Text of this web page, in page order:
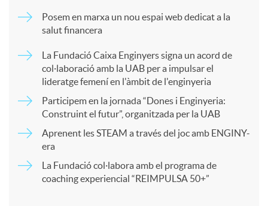
Posem en marxa un nou espai web dedicat a la
salut financera
La Fundació Caixa Enginyers signa un acord de
col·laboració amb la UAB per a impulsar el
lideratge femení en l'àmbit de l'enginyeria
Participem en la jornada “Dones i Enginyeria:
Construint el futur”, organitzada per la UAB
Aprenent les STEAM a través del joc amb ENGINY-
era
La Fundació col·labora amb el programa de
coaching experiencial “REIMPULSA 50+”